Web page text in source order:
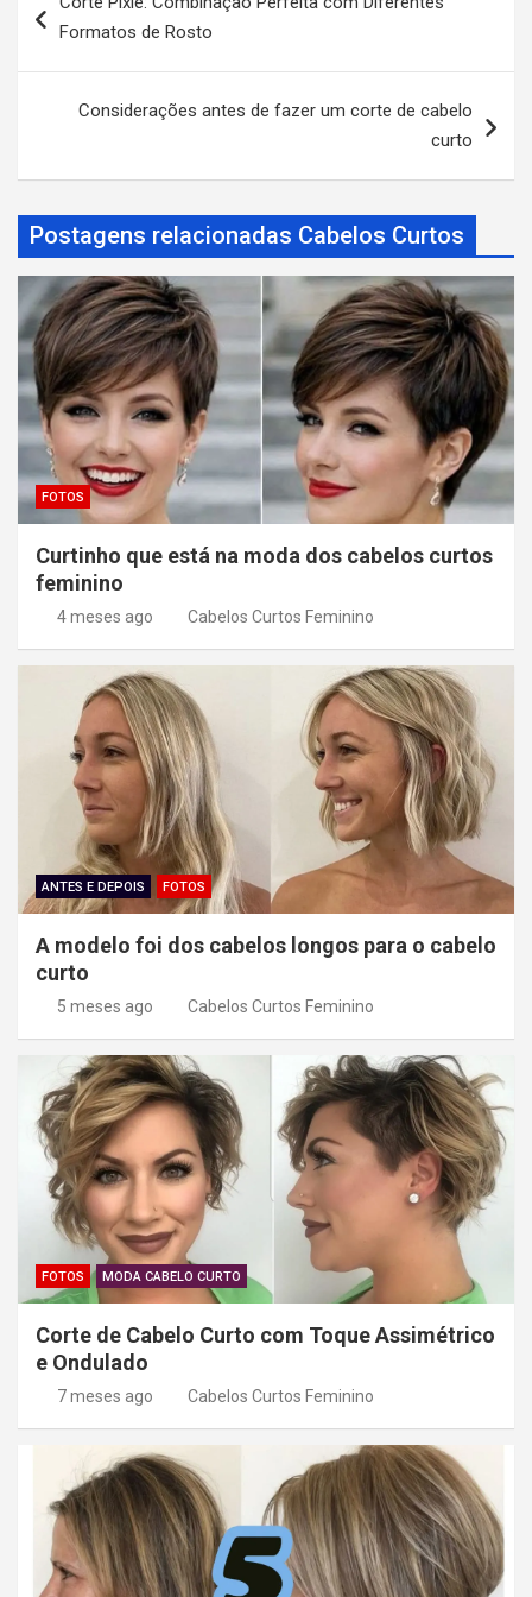
a
ç
ã
o
d
e
P
o
s
t
Formatos de Rosto
Considerações antes de fazer um corte de cabelo
curto
Postagens relacionadas Cabelos Curtos
FOTOS
Curtinho que está na moda dos cabelos curtos
feminino
4 meses ago Cabelos Curtos Feminino
ANTES E DEPOIS FOTOS
A modelo foi dos cabelos longos para o cabelo
curto
5 meses ago Cabelos Curtos Feminino
FOTOS MODA CABELO CURTO
Corte de Cabelo Curto com Toque Assimétrico
e Ondulado
7 meses ago Cabelos Curtos Feminino